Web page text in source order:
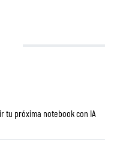
tu próxima notebook con IA